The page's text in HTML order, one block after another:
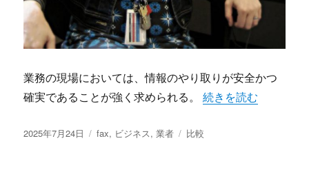
業務の現場においては、情報のやり取りが安全かつ
確実であることが強く求められる。“faxが担う現代ビジ
続きを読む
投
2025年7月24日
カ
fax, ビジネス,業者
タ
比較